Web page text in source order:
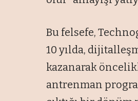
Bu felsefe,
10 yılda,
kazanarak
antrenman